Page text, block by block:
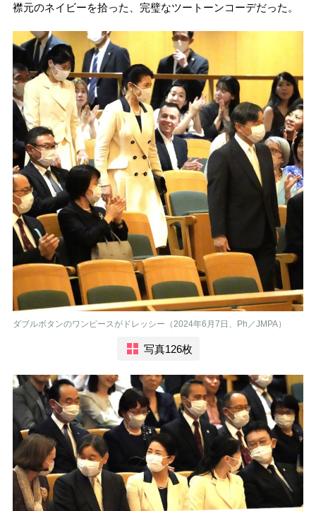
襟元のネイビーを拾った、完璧なツートーンコーデだった。
ダブルボタンのワンピースがドレッシー（2024年6月7日、Ph／JMPA）
写真126枚